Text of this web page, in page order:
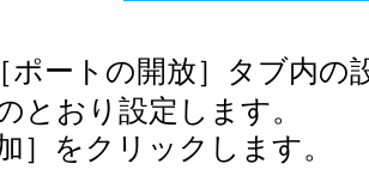
［ポートの開放］タブ内の
とおり設定します。
］をクリックします。